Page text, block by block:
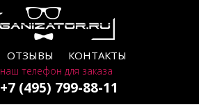
ОТЗЫВЫ КОНТАКТЫ
наш телефон для заказа
+7 (495) 799-88-11